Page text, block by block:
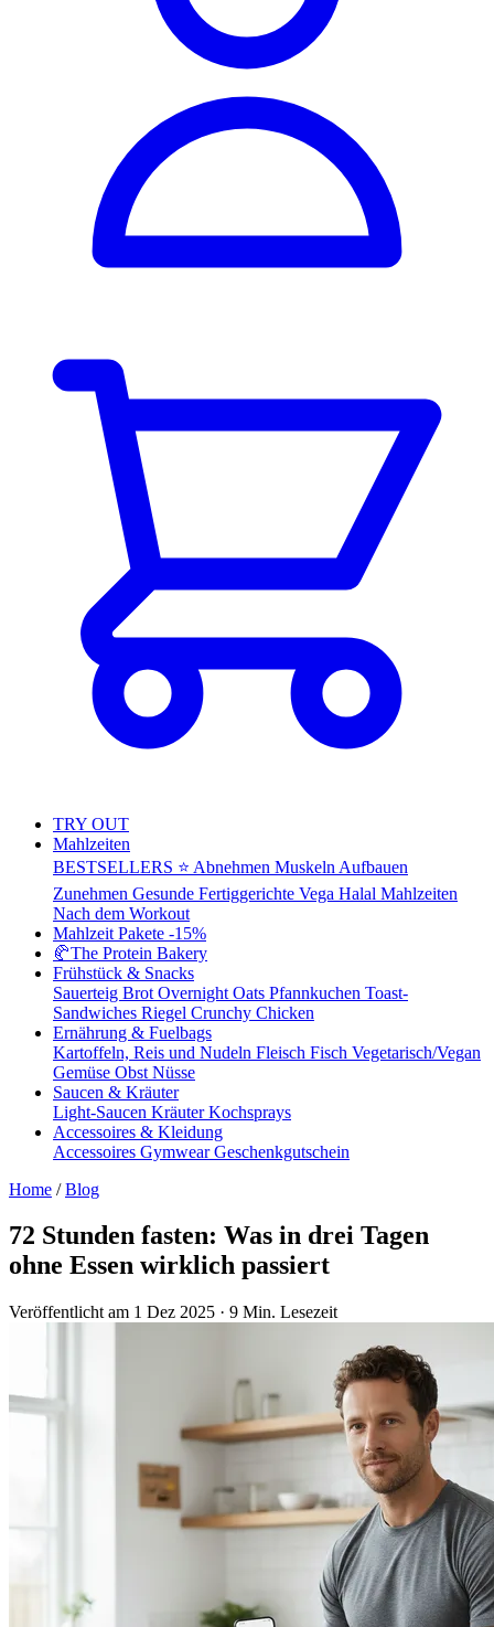
TRY OUT
Mahlzeiten
BESTSELLERS ⭐ Abnehmen Muskeln Aufbauen
Zunehmen Gesunde Fertiggerichte Vega Halal Mahlzeiten
Nach dem Workout
Mahlzeit Pakete -15%
🥐The Protein Bakery
Frühstück & Snacks
Sauerteig Brot Overnight Oats Pfannkuchen Toast-
Sandwiches Riegel Crunchy Chicken
Ernährung & Fuelbags
Kartoffeln, Reis und Nudeln Fleisch Fisch Vegetarisch/Vegan
Gemüse Obst Nüsse
Saucen & Kräuter
Light-Saucen KräuterKochsprays
Accessoires & Kleidung
Accessoires GymwearGeschenkgutschein
Home / Blog
72 Stunden fasten: Was in drei Tagen
ohne Essen wirklich passiert
Veröffentlicht am 1 Dez 2025 · 9 Min. Lesezeit